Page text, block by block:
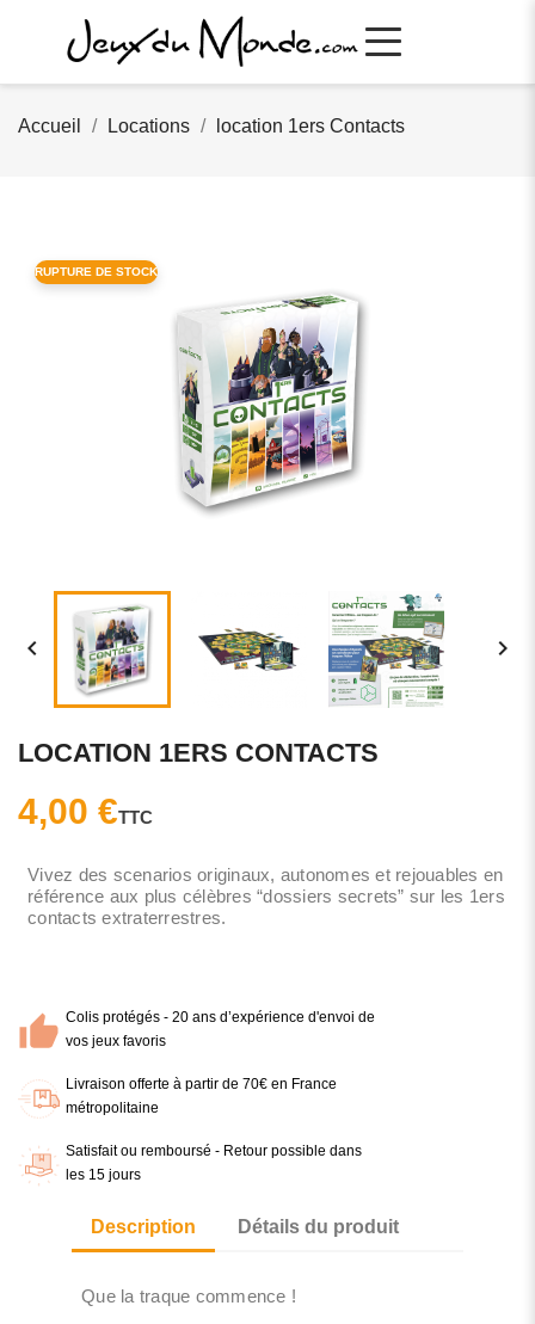
Accueil Locations location 1ers Contacts
RUPTURE DE STOCK
 
LOCATION 1ERS CONTACTS
4,00 €TTC
Vivez des scenarios originaux, autonomes et rejouables en
référence aux plus célèbres “dossiers secrets” sur les 1ers
contacts extraterrestres.
Colis protégés - 20 ans d’expérience d'envoi de
vos jeux favoris
Livraison offerte à partir de 70€ en France
métropolitaine
Satisfait ou remboursé - Retour possible dans
les 15 jours
Description Détails du produit
Que la traque commence !